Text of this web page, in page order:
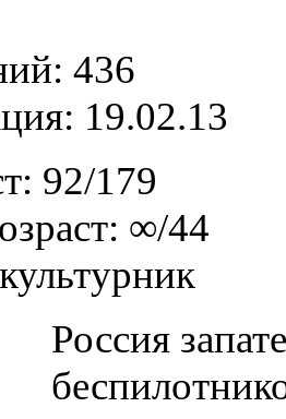
436
19.02.13
92/179
∞/44
Россия